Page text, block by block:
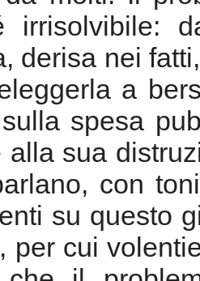
irrisolvibile:
derisa nei
a
spesa
alla sua
con
su questo
per cui